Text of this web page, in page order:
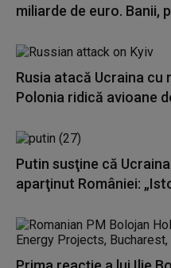
miliarde de euro. Banii,
Rusia atacă Ucraina cu
Polonia ridică avioane
Putin susţine că
aparţinut României: